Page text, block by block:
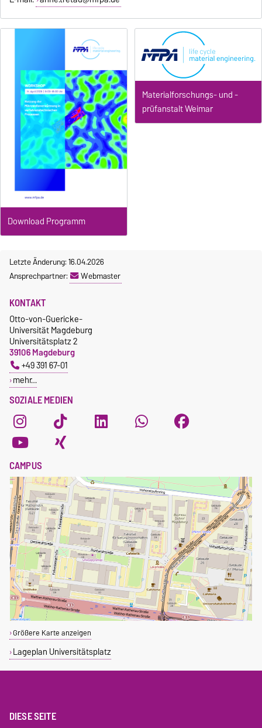
Download Programm
Materialforschungs- und -
prüfanstalt Weimar
Letzte Änderung: 16.04.2026
Ansprechpartner:
Webmaster
SOZIALE MEDIEN
KONTAKT
Otto-von-Guericke-
Universität Magdeburg
Universitätsplatz 2
39106 Magdeburg
+49 391 67-01
mehr…
CAMPUS
Größere Karte anzeigen
Lageplan Universitätsplatz
DIESE SEITE